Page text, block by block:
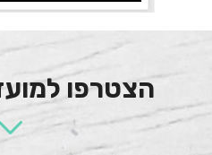
הצטרפו